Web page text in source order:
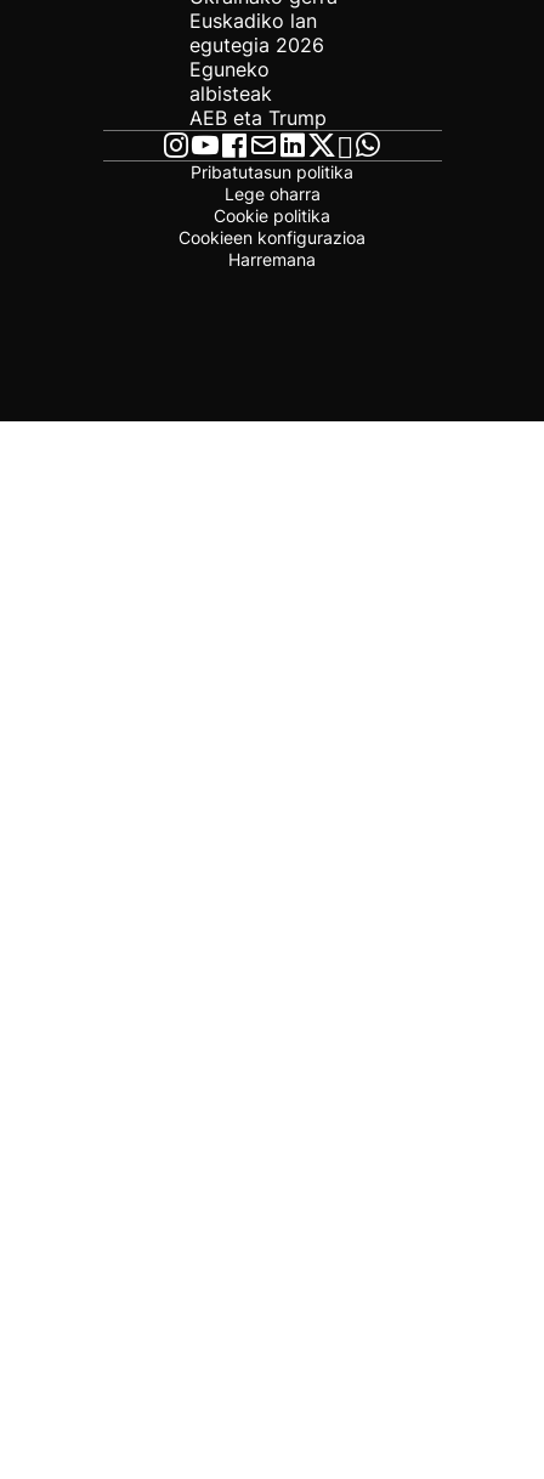
Euskadiko lan
egutegia 2026
Eguneko
albisteak
AEB eta Trump
Pribatutasun politika
Lege oharra
Cookie politika
Cookieen konfigurazioa
Harremana